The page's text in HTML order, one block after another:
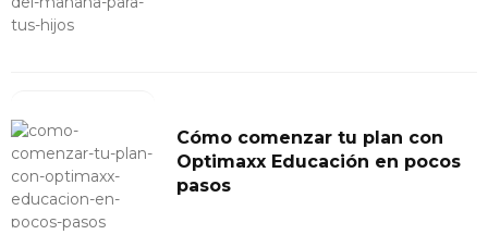
Cómo comenzar tu plan con
Optimaxx Educación en pocos
pasos